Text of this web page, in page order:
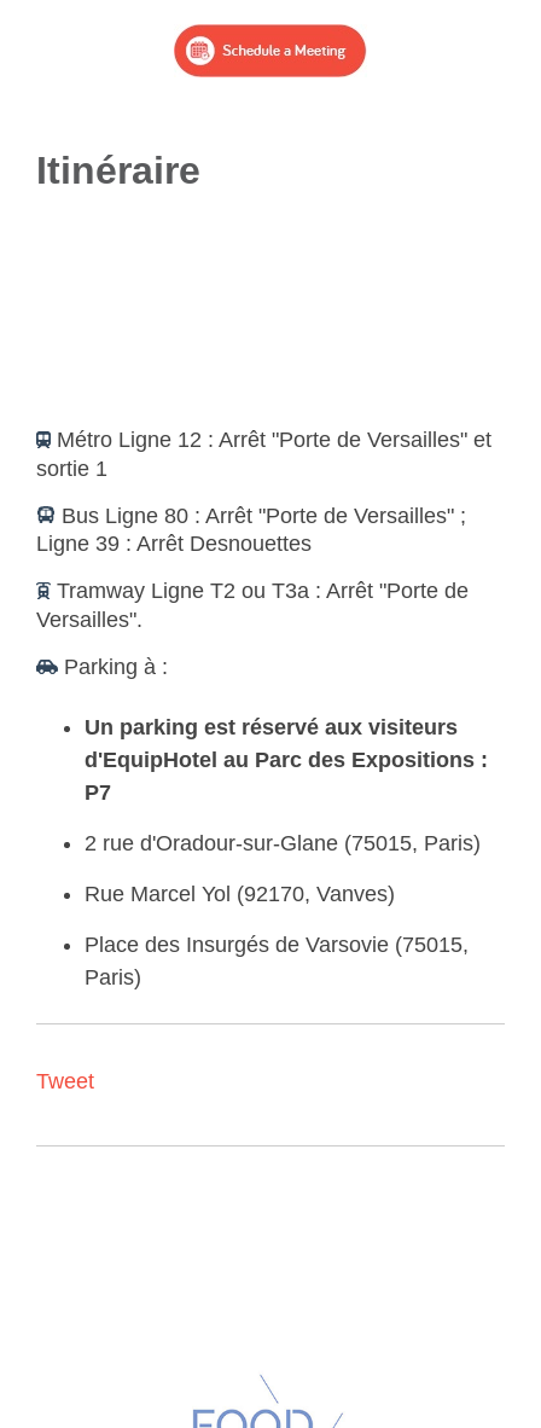
Itinéraire
Métro Ligne 12 : Arrêt "Porte de Versailles" et
sortie 1
Bus Ligne 80 : Arrêt "Porte de Versailles" ;
Ligne 39 : Arrêt Desnouettes
Tramway Ligne T2 ou T3a : Arrêt "Porte de
Versailles".
Parking à :
Un parking est réservé aux visiteurs
d'EquipHotel au Parc des Expositions :
P7
2 rue d'Oradour-sur-Glane (75015, Paris)
Rue Marcel Yol (92170, Vanves)
Place des Insurgés de Varsovie (75015,
Paris)
Tweet